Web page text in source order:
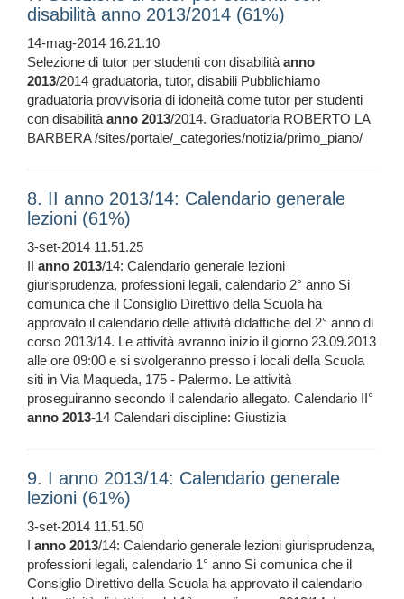
disabilità anno 2013/2014 (61%)
14-mag-2014 16.21.10
Selezione di tutor per studenti con disabilitàanno
2013/2014 graduatoria, tutor, disabili Pubblichiamo
graduatoria provvisoria di idoneità come tutor per studenti
con disabilitàanno 2013/2014. Graduatoria ROBERTO LA
BARBERA /sites/portale/_categories/notizia/primo_piano/
8. II anno 2013/14: Calendario generale
lezioni (61%)
3-set-2014 11.51.25
II anno 2013/14: Calendario generale lezioni
giurisprudenza, professioni legali, calendario 2° anno Si
comunica che il Consiglio Direttivo della Scuola ha
approvato il calendario delle attività didattiche del 2° anno di
corso 2013/14. Le attività avranno inizio il giorno 23.09.2013
alle ore 09:00 e si svolgeranno presso i locali della Scuola
siti in Via Maqueda, 175 - Palermo. Le attività
proseguiranno secondo il calendario allegato. Calendario II°
anno 2013-14 Calendari discipline: Giustizia
9. I anno 2013/14: Calendario generale
lezioni (61%)
3-set-2014 11.51.50
I anno 2013/14: Calendario generale lezioni giurisprudenza,
professioni legali, calendario 1° anno Si comunica che il
Consiglio Direttivo della Scuola ha approvato il calendario